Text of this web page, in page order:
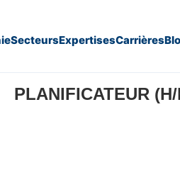
SecteursExpertisesCarrières
PLANIFICATEUR